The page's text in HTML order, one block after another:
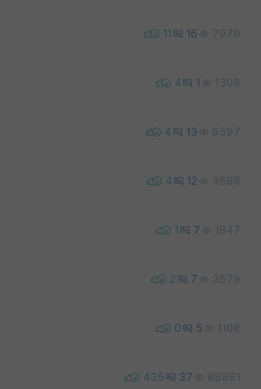
11 16 7979
4 1 1308
4 13 6597
4 12 3688
1 7 1847
2 7 3679
0 5 1108
435 37 88881